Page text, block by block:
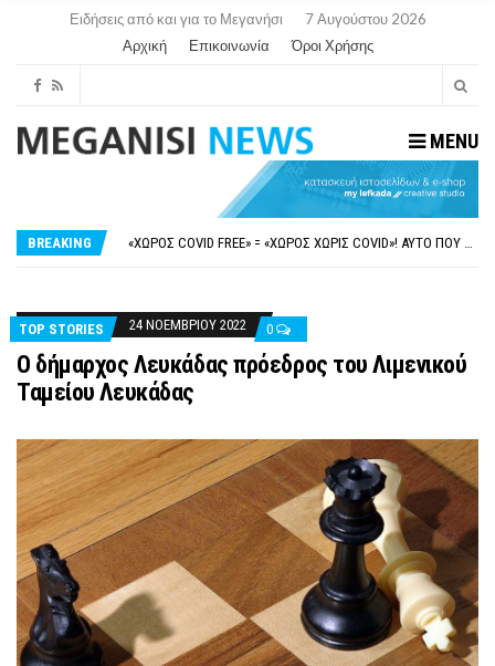
Ειδήσεις από και για το Μεγανήσι
7 Αυγούστου 2026
Αρχική
Επικοινωνία Όροι Χρήσης
MENU
BREAKING
ΝΥΔΡΊ:ΠΙΆΣΤΗΚΑΝ ΣΤΟ ΞΎΛΟ ΟΙ ΙΔΙΟΚΤΉΤΕΣ ΤΟΥΡΙΣΤΙΚΏΝ ΣΚΑΦΏΝ.
«ΧΏΡΟΣ COVID FREE» = «ΧΏΡΟΣ ΧΩΡΊΣ COVID»! ΑΥΤΌ ΠΟΥ ΚΑΝΕΊΣ ΔΕΝ ΈΧΕΙ ΤΟΛΜΉΣΕΙ ΝΑ ΡΩΤΉΣΕΙ
ΠΕΡΊ ΑΝΑΣΤΟΛΉΣ ΝΗΠΙΑΓΩΓΕΊΩΝ ΣΤΗ ΛΕΥΚΆΔΑ
TOP STORIES
24 ΝΟΕΜΒΡΊΟΥ 2022 0
O δήμαρχος Λευκάδας πρόεδρος του Λιμενικού
Ταμείου Λευκάδας